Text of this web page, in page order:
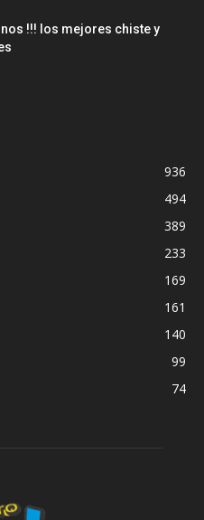
!!! los mejores chiste y
936
494
389
233
169
161
140
99
74